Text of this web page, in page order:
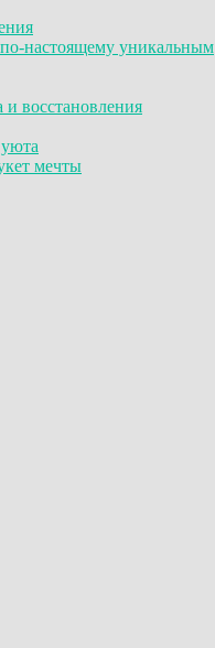
настоящему уникальным
восстановления
мечты